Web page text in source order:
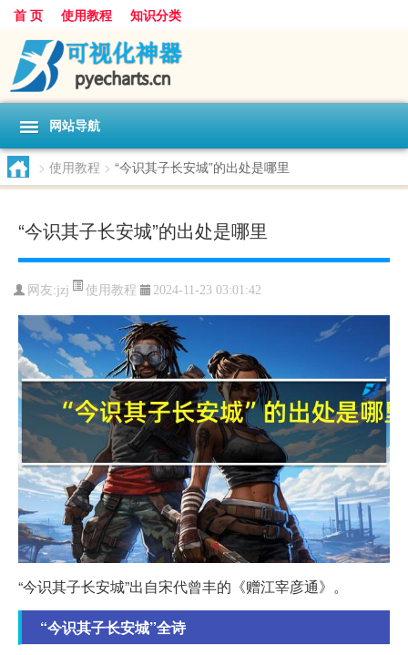
首 页 使用教程 知识分类
网站导航
> 使用教程 > “今识其子长安城”的出处是哪里
“今识其子长安城”的出处是哪里
网友:jzj 使用教程 2024-11-23 03:01:42
“今识其子长安城”出自宋代曾丰的《赠江宰彦通》。
“今识其子长安城”全诗